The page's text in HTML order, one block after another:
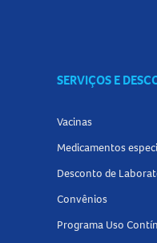
SERVIÇOS E
Vacinas
Medicamentos
Desconto de
Convênios
Programa Uso